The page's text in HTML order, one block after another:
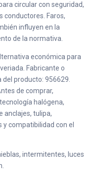
circular con seguridad,
conductores. Faros,
influyen en la
de la normativa.
económica para
Fabricante o
del producto: 956629.
de comprar,
halógena,
anclajes, tulipa,
compatibilidad con el
intermitentes, luces